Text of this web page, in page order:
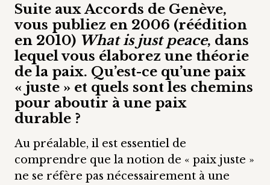
Suite aux Accords de Genève,
vous publiez en 2006 (réédition
en 2010) What is just peace, dans
lequel vous élaborez une théorie
de la paix. Qu’est-ce qu’une paix
« juste » et quels sont les chemins
pour aboutir à une paix
durable ?
Au préalable, il est essentiel de
comprendre que la notion de « paix juste »
ne se réfère pas nécessairement à une